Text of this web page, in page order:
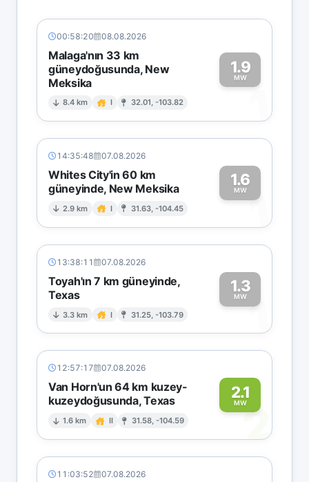
00:58:20 08.08.2026
Malaga'nın 33 km
güneydoğusunda, New
Meksika
8.4 km I 32.01, -103.82
1.9
MW
1
14:35:48 07.08.2026
Whites City'in 60 km
güneyinde, New Meksika
2.9 km I 31.63, -104.45
1.6
MW1
13:38:11 07.08.2026
Toyah'ın 7 km güneyinde,
Texas
3.3 km I 31.25, -103.79
1.3
MW1
12:57:17 07.08.2026
Van Horn'un 64 km kuzey-
kuzeydoğusunda, Texas
1.6 km II 31.58, -104.59
2.1
MW2
11:03:52 07.08.2026